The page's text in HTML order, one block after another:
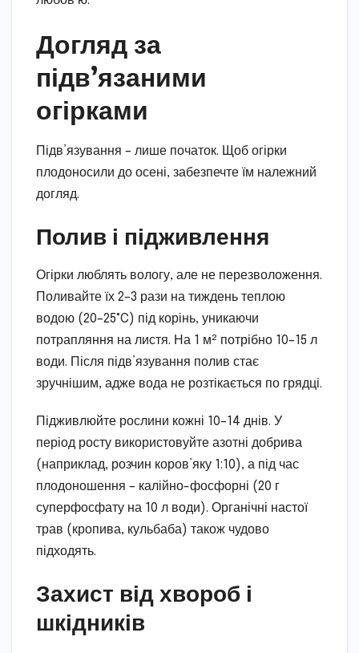
Догляд за
підв’язаними
огірками
Підв’язування – лише початок. Щоб огірки
плодоносили до осені, забезпечте їм належний
догляд.
Полив і підживлення
Огірки люблять вологу, але не перезволоження.
Поливайте їх 2–3 рази на тиждень теплою
водою (20–25°C) під корінь, уникаючи
потрапляння на листя. На 1 м² потрібно 10–15 л
води. Після підв’язування полив стає
зручнішим, адже вода не розтікається по грядці.
Підживлюйте рослини кожні 10–14 днів. У
період росту використовуйте азотні добрива
(наприклад, розчин коров’яку 1:10), а під час
плодоношення – калійно-фосфорні (20 г
суперфосфату на 10 л води). Органічні настої
трав (кропива, кульбаба) також чудово
підходять.
Захист від хвороб і
шкідників